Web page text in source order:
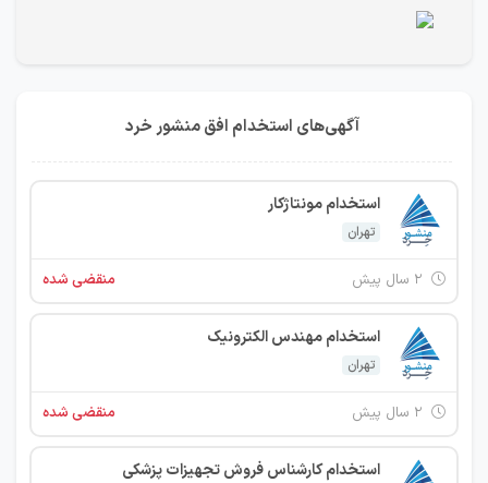
آگهی‌های استخدام افق منشور خرد
استخدام مونتاژکار
تهران
منقضی شده
استخدام مهندس الکترونیک
تهران
منقضی شده
استخدام کارشناس فروش تجهیزات پزشکی